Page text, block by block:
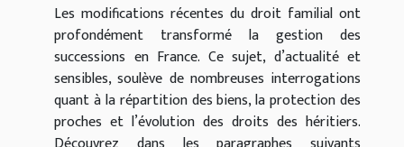
Les modifications récentes du droit familial ont
profondément transformé la gestion des
successions en France. Ce sujet, d’actualité et
sensibles, soulève de nombreuses interrogations
quant à la répartition des biens, la protection des
proches et l’évolution des droits des héritiers.